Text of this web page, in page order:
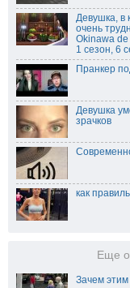
Девушка, в
очень
Okinawa
1 сезон, 6
Пранкер
Девушка
зрачков
как
Еще
Зачем